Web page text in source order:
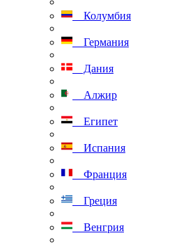
Колумбия
Германия
Дания
Алжир
Египет
Испания
Франция
Греция
Венгрия